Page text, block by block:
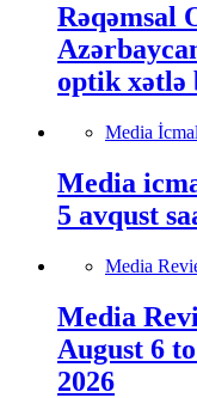
Rəqəmsal
optik
Media
Media
5 avqust
Media
Media
August 6
2026